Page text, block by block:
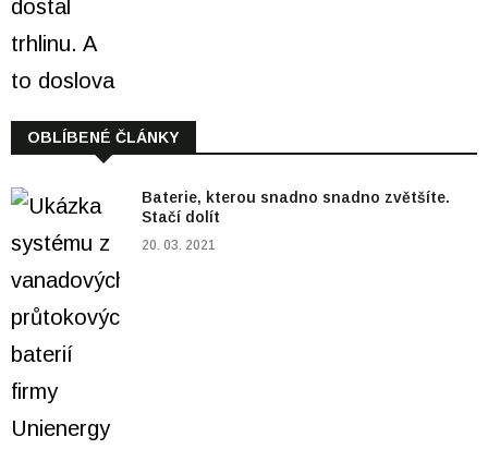
OBLÍBENÉ ČLÁNKY
Baterie, kterou snadno snadno zvětšíte.
Stačí dolít
20. 03. 2021